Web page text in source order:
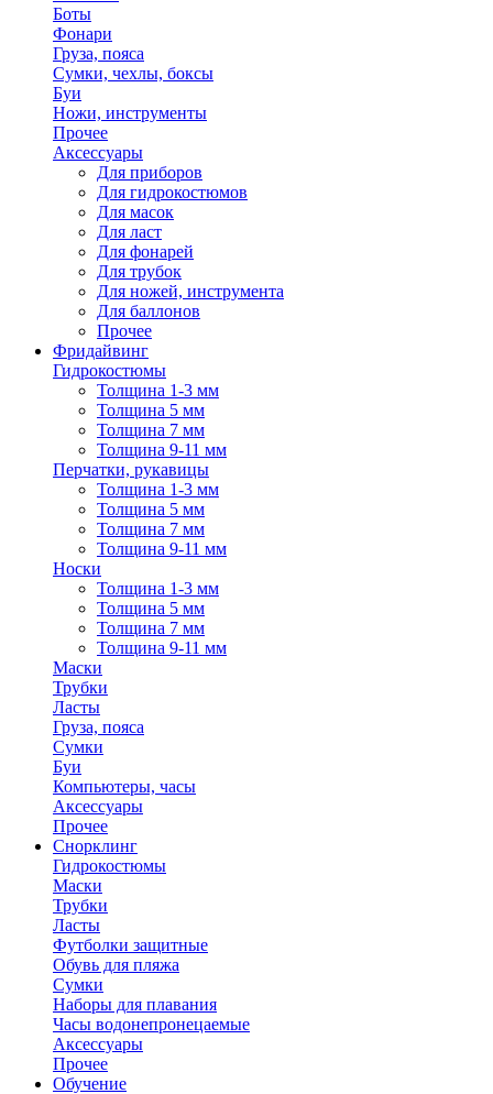
Боты
Фонари
Груза, пояса
Сумки, чехлы, боксы
Буи
Ножи, инструменты
Прочее
Аксессуары
Для приборов
Для гидрокостюмов
Для масок
Для ласт
Для фонарей
Для трубок
Для ножей, инструмента
Для баллонов
Прочее
Фридайвинг
Гидрокостюмы
Толщина 1-3 мм
Толщина 5 мм
Толщина 7 мм
Толщина 9-11 мм
Перчатки, рукавицы
Толщина 1-3 мм
Толщина 5 мм
Толщина 7 мм
Толщина 9-11 мм
Носки
Толщина 1-3 мм
Толщина 5 мм
Толщина 7 мм
Толщина 9-11 мм
Маски
Трубки
Ласты
Груза, пояса
Сумки
Буи
Компьютеры, часы
Аксессуары
Прочее
Снорклинг
Гидрокостюмы
Маски
Трубки
Ласты
Футболки защитные
Обувь для пляжа
Сумки
Наборы для плавания
Часы водонепронецаемые
Аксессуары
Прочее
Обучение